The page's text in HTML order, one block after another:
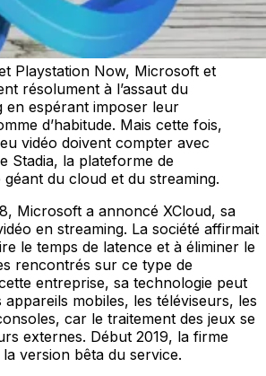
Playstation Now, Microsoft et
résolument à l’assaut du
en espérant imposer leur
d’habitude. Mais cette fois,
vidéo doivent compter avec
Stadia, la plateforme de
du cloud et du streaming.
Microsoft a annoncé XCloud, sa
en streaming. La société affirmait
le temps de latence et à éliminer le
rencontrés sur ce type de
entreprise, sa technologie peut
mobiles, les téléviseurs, les
car le traitement des jeux se
externes. Début 2019, la firme
version bêta du service.